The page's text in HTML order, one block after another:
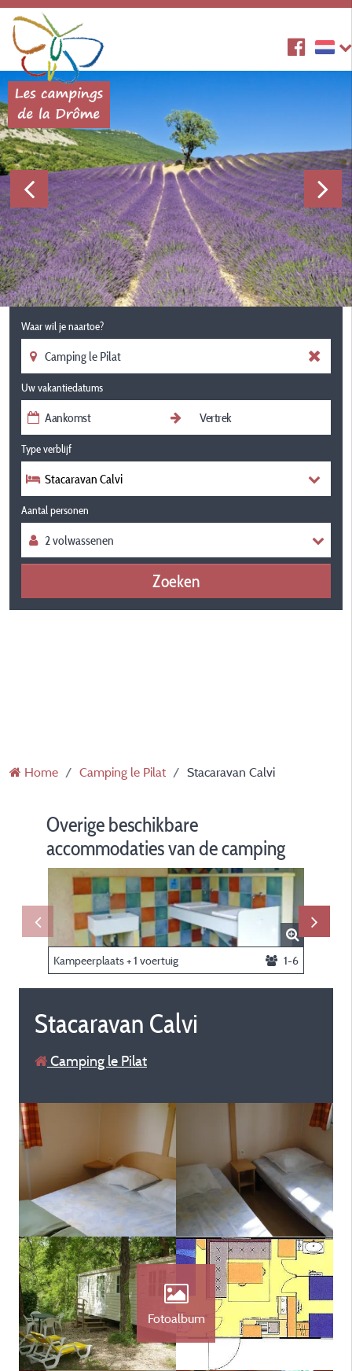
Waar wil je naartoe?
Uw vakantiedatums
Type verblijf
Stacaravan Calvi
Aantal personen
Zoeken
Home Camping le Pilat Stacaravan Calvi
Overige beschikbare
accommodaties van de camping
Kampeerplaats + 1 voertuig 1-6
Stacaravan Calvi
Camping le Pilat
Fotoalbum